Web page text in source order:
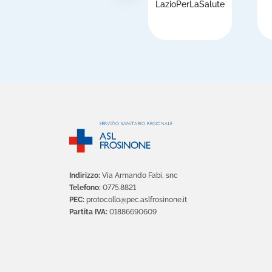
LazioPerLaSalute
Indirizzo: Via Armando Fabi, snc
Telefono: 0775.8821
PEC: protocollo@pec.aslfrosinone.it
Partita IVA: 01886690609